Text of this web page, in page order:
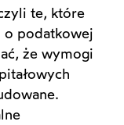
te, które
o podatkowej
że wymogi